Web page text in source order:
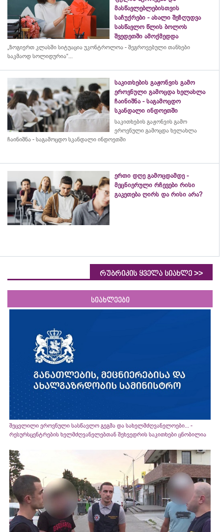
მასწავლებლებისთვის
საჩუქრები - ახალი შეზღუდვა
სასწავლო წლის ბოლოს
შვედეთში ამოქმედდა
„ზოგიერთ კლასში სიტუაცია უკონტროლოა - შეგროვებული თანხები
საკმაოდ სოლიდურია“...
საკითხების გაჟონვის გამო
ეროვნული გამოცდა ხელახლა
ჩაინიშნა - საგამოცდო
სკანდალი ინდოეთში
საკითხების გაჟონვის გამო
ეროვნული გამოცდა ხელახლა
ჩაინიშნა - საგამოცდო სკანდალი ინდოეთში
ერთი დღე გამოცდამდე -
მეცნიერული რჩევები რისი
გაკეთება ღირს და რისი არა?
რუბრიკის ყველა სიახლე >>
სიახლეები
შეცვლილი ეროვნული სასწავლო გეგმა და სახელმძღვანელოები... -
რესურსცენტრების ხელმძღვანელებთან შეხვედრის საკითხები ცნობილია